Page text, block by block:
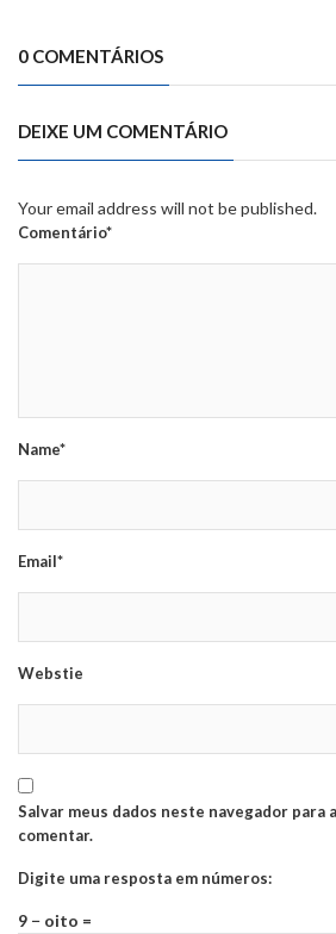
0 COMENTÁRIOS
DEIXE UM COMENTÁRIO
Your email address will not be published.
Comentário*
Name*
Email*
Webstie
Salvar meus dados neste navegador para
comentar.
Digite uma resposta em números:
9 − oito =